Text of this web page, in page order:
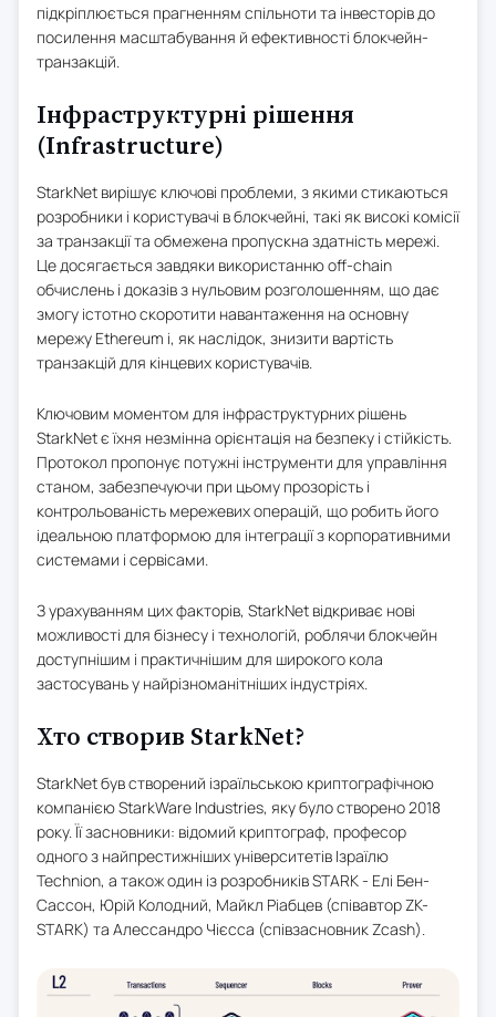
підкріплюється прагненням спільноти та інвесторів до
посилення масштабування й ефективності блокчейн-
транзакцій.
Інфраструктурні рішення
(Infrastructure)
StarkNet вирішує ключові проблеми, з якими стикаються
розробники і користувачі в блокчейні, такі як високі комісії
за транзакції та обмежена пропускна здатність мережі.
Це досягається завдяки використанню off-chain
обчислень і доказів з нульовим розголошенням, що дає
змогу істотно скоротити навантаження на основну
мережу Ethereum і, як наслідок, знизити вартість
транзакцій для кінцевих користувачів.
Ключовим моментом для інфраструктурних рішень
StarkNet є їхня незмінна орієнтація на безпеку і стійкість.
Протокол пропонує потужні інструменти для управління
станом, забезпечуючи при цьому прозорість і
контрольованість мережевих операцій, що робить його
ідеальною платформою для інтеграції з корпоративними
системами і сервісами.
З урахуванням цих факторів, StarkNet відкриває нові
можливості для бізнесу і технологій, роблячи блокчейн
доступнішим і практичнішим для широкого кола
застосувань у найрізноманітніших індустріях.
Хто створив StarkNet?
StarkNet був створений ізраїльською криптографічною
компанією StarkWare Industries, яку було створено 2018
року. Її засновники: відомий криптограф, професор
одного з найпрестижніших університетів Ізраїлю
Technion, а також один із розробників STARK - Елі Бен-
Сассон, Юрій Колодний, Майкл Ріабцев (співавтор ZK-
STARK) та Алессандро Чієсса (співзасновник Zcash).